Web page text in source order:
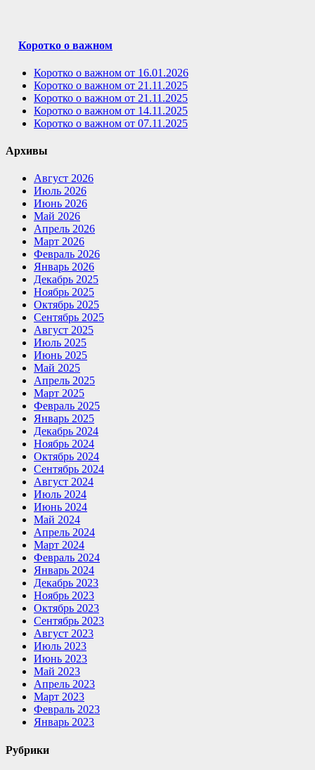
Коротко о важном
Коротко о важном от 16.01.2026
Коротко о важном от 21.11.2025
Коротко о важном от 21.11.2025
Коротко о важном от 14.11.2025
Коротко о важном от 07.11.2025
Архивы
Август 2026
Июль 2026
Июнь 2026
Май 2026
Апрель 2026
Март 2026
Февраль 2026
Январь 2026
Декабрь 2025
Ноябрь 2025
Октябрь 2025
Сентябрь 2025
Август 2025
Июль 2025
Июнь 2025
Май 2025
Апрель 2025
Март 2025
Февраль 2025
Январь 2025
Декабрь 2024
Ноябрь 2024
Октябрь 2024
Сентябрь 2024
Август 2024
Июль 2024
Июнь 2024
Май 2024
Апрель 2024
Март 2024
Февраль 2024
Январь 2024
Декабрь 2023
Ноябрь 2023
Октябрь 2023
Сентябрь 2023
Август 2023
Июль 2023
Июнь 2023
Май 2023
Апрель 2023
Март 2023
Февраль 2023
Январь 2023
Рубрики